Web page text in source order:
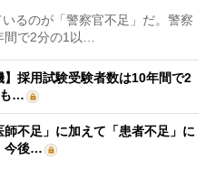
るのが「警察官不足」だ。警察
で2分の1以…
】採用試験受験者数は10年間で2
…
師不足」に加えて「患者不足」に
今後…